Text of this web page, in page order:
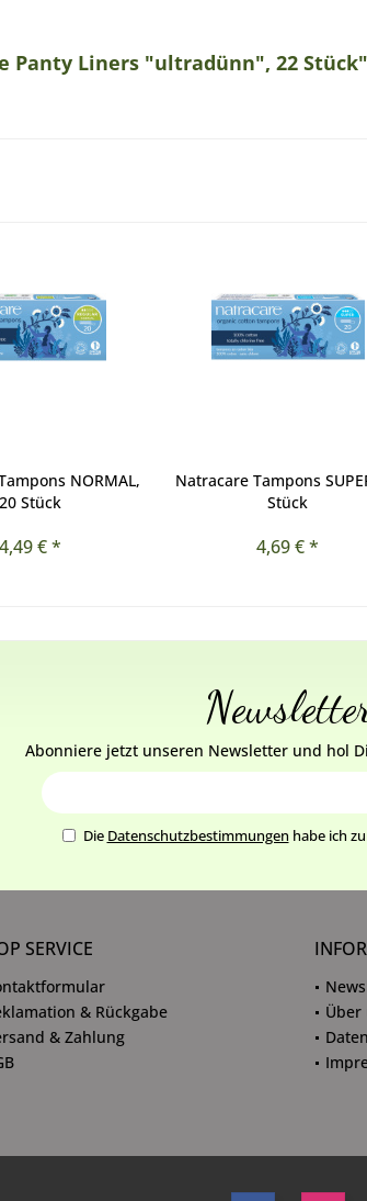
Panty Liners "ultradünn", 22 Stück"
NORMAL,
20 Stück
4,49 € *
Natracare Tampons
Stück
4,69 € *
Abonniere jetzt unseren Newsletter und hol
Die Datenschutzbestimmungen habe ich
SERVICE
& Rückgabe
& Zahlung
Über